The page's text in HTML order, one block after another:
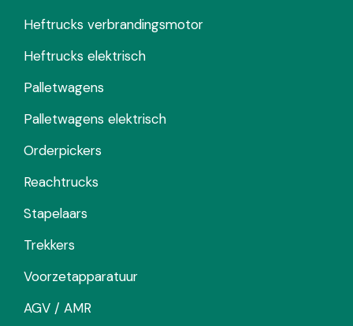
Heftrucks verbrandingsmotor
Heftrucks elektrisch
Palletwagens
Palletwagens elektrisch
Orderpickers
Reachtrucks
Stapelaars
Trekkers
Voorzetapparatuur
AGV / AMR